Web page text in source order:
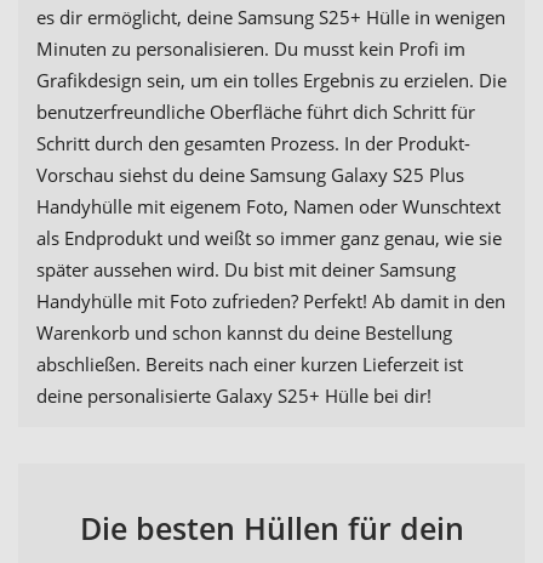
es dir ermöglicht, deine Samsung S25+ Hülle in wenigen
Minuten zu personalisieren. Du musst kein Profi im
Grafikdesign sein, um ein tolles Ergebnis zu erzielen. Die
benutzerfreundliche Oberfläche führt dich Schritt für
Schritt durch den gesamten Prozess. In der Produkt-
Vorschau siehst du deine Samsung Galaxy S25 Plus
Handyhülle mit eigenem Foto, Namen oder Wunschtext
als Endprodukt und weißt so immer ganz genau, wie sie
später aussehen wird. Du bist mit deiner Samsung
Handyhülle mit Foto zufrieden? Perfekt! Ab damit in den
Warenkorb und schon kannst du deine Bestellung
abschließen. Bereits nach einer kurzen Lieferzeit ist
deine personalisierte Galaxy S25+ Hülle bei dir!
Die besten Hüllen für dein